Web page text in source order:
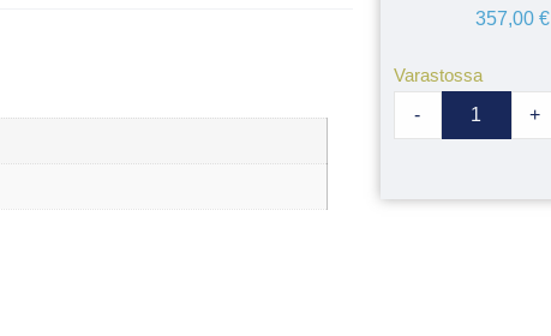
357,00 €
Varastossa
- +